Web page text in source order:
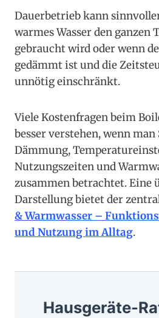
Dauerbetrieb kann
warmes Wasser den ganzen
gebraucht wird oder wenn
gedämmt ist und die
unnötig einschränkt.
Viele Kostenfragen beim
besser verstehen, wenn
Dämmung,
Nutzungszeiten und
zusammen betrachtet. Eine
Darstellung bietet der
& Warmwasser –
und Nutzung im Alltag.
Hausgeräte-